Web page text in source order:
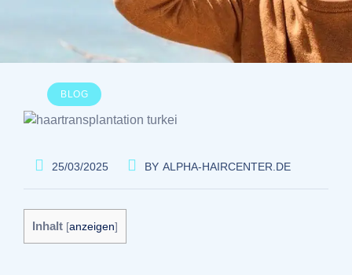
BLOG
25/03/2025 BY ALPHA-HAIRCENTER.DE
Inhalt [anzeigen]